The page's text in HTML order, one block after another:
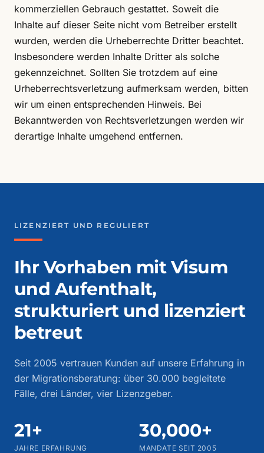
kommerziellen Gebrauch gestattet. Soweit die
Inhalte auf dieser Seite nicht vom Betreiber erstellt
wurden, werden die Urheberrechte Dritter beachtet.
Insbesondere werden Inhalte Dritter als solche
gekennzeichnet. Sollten Sie trotzdem auf eine
Urheberrechtsverletzung aufmerksam werden, bitten
wir um einen entsprechenden Hinweis. Bei
Bekanntwerden von Rechtsverletzungen werden wir
derartige Inhalte umgehend entfernen.
LIZENZIERT UND REGULIERT
Ihr Vorhaben mit Visum
und Aufenthalt,
strukturiert und lizenziert
betreut
Seit 2005 vertrauen Kunden auf unsere Erfahrung in
der Migrationsberatung: über 30.000 begleitete
Fälle, drei Länder, vier Lizenzgeber.
21+
JAHRE ERFAHRUNG
30,000+
MANDATE SEIT 2005